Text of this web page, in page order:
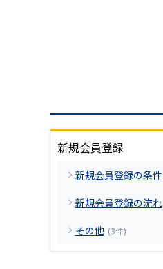
新規会員登録
新規会員登録の条件
新規会員登録の流れ
その他 (3件)